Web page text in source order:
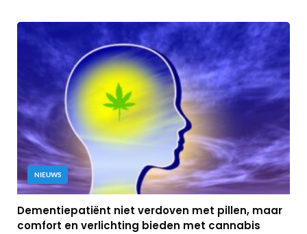
NIEUWS
Dementiepatiënt niet verdoven met pillen, maar
comfort en verlichting bieden met cannabis